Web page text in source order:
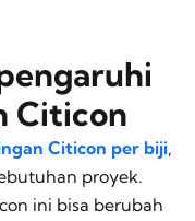
Citicon
Citicon per biji,
proyek.
ini bisa berubah